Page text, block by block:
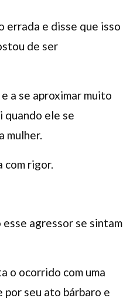
errada e disse que isso
de ser
a se aproximar muito
quando ele se
mulher.
com rigor.
agressor se sintam
o ocorrido com uma
seu ato bárbaro e